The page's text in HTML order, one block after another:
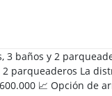
baños y 2
2 parqueaderos La
📈 Opción de